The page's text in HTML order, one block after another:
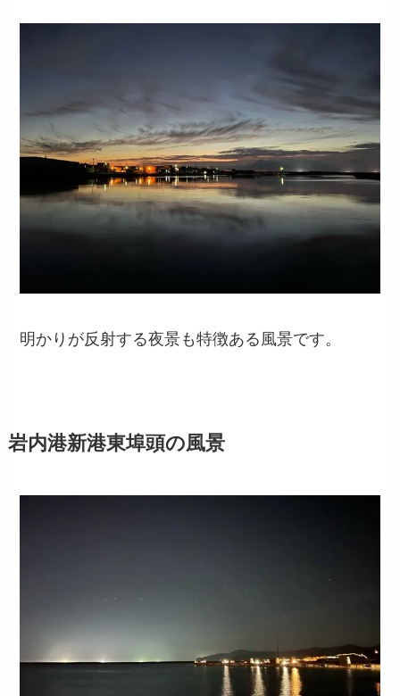
明かりが反射する夜景も特徴ある風景です。
岩内港新港東埠頭の風景